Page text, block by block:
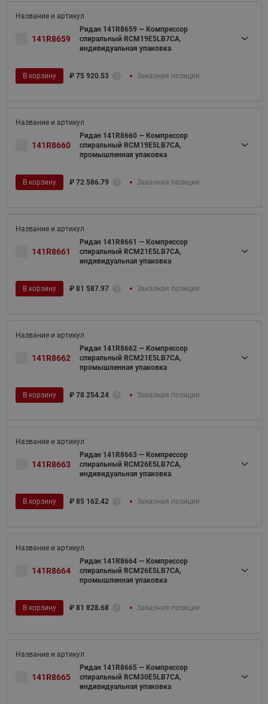
141R8659
Ридан 141R8659 — Компрессор
спиральный RCM19E5LB7CA,
индивидуальная упаковка
В корзину ₽ 75 920.53 Заказная позиция
141R8660
Ридан 141R8660 — Компрессор
спиральный RCM19E5LB7CA,
промышленная упаковка
В корзину ₽ 72 586.79 Заказная позиция
141R8661
Ридан 141R8661 — Компрессор
спиральный RCM21E5LB7CA,
индивидуальная упаковка
В корзину ₽ 81 587.97 Заказная позиция
141R8662
Ридан 141R8662 — Компрессор
спиральный RCM21E5LB7CA,
промышленная упаковка
В корзину ₽ 78 254.24 Заказная позиция
141R8663
Ридан 141R8663 — Компрессор
спиральный RCM26E5LB7CA,
индивидуальная упаковка
В корзину ₽ 85 162.42 Заказная позиция
141R8664
Ридан 141R8664 — Компрессор
спиральный RCM26E5LB7CA,
промышленная упаковка
В корзину ₽ 81 828.68 Заказная позиция
141R8665
Ридан 141R8665 — Компрессор
спиральный RCM30E5LB7CA,
индивидуальная упаковка